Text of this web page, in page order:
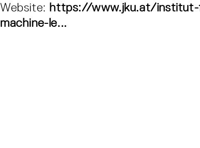
Website: https://www.jku.at/
machine-le...